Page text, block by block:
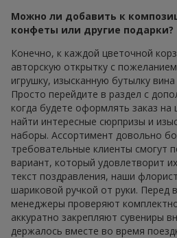
Можно ли добавить к
конфеты или другие подарки?
Конечно, к каждой цветочной
авторскую открытку с
игрушку, изысканную бутылку
Просто перейдите в раздел с
когда будете оформлять заказ
найти интересные сюрпризы и
наборы. Ассортимент довольно
требовательные клиенты смогут
вариант, который удовлетворит
текст поздравления, наши
шариковой ручкой от руки. Перед
менеджеры проверяют
аккуратно закрепляют сувениры
держалось вместе во время